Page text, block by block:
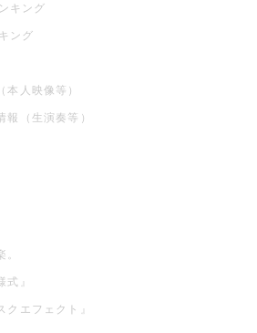
キング
ング
本人映像等）
報（生演奏等）
式』
エフェクト』